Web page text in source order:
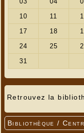
Retrouvez la
Bibliothèque /